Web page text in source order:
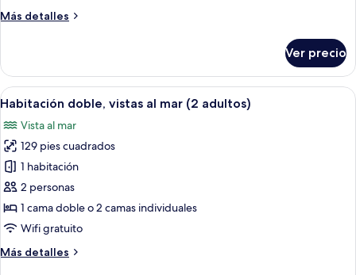
mar
Más detalles
Más
triple,
vistas
al
(3
adultos)
Ver precio
Abrir
todas
las
fotos
de
Habitación
doble,
vistas
mar
Una habitación de hotel con dos
8
Habitación doble, vistas al mar (2 adultos)
Vista al mar
129 pies cuadrados
1 habitación
2 personas
1 cama doble o 2 camas individuales
Wifi gratuito
Más detalles
Más